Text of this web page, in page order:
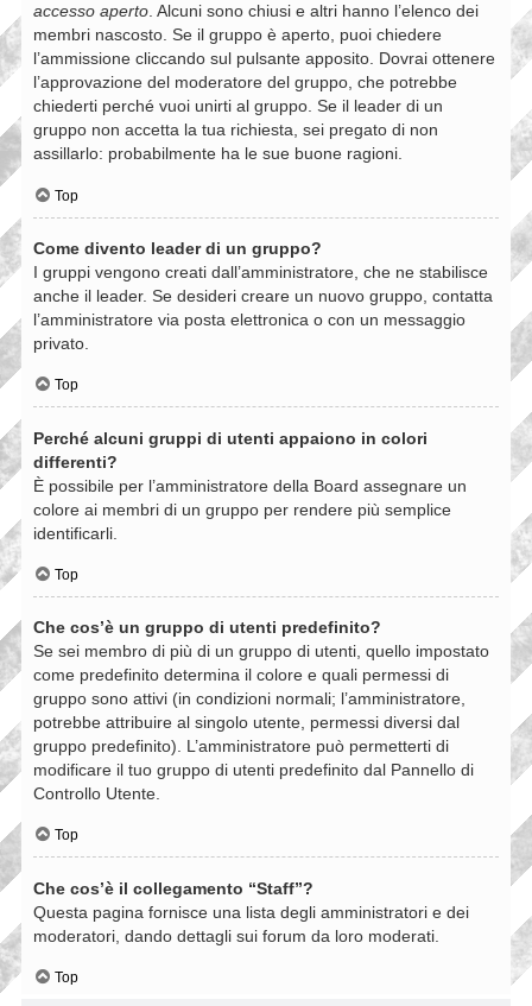
accesso aperto. Alcuni sono chiusi e altri hanno l’elenco dei
membri nascosto. Se il gruppo è aperto, puoi chiedere
l’ammissione cliccando sul pulsante apposito. Dovrai ottenere
l’approvazione del moderatore del gruppo, che potrebbe
chiederti perché vuoi unirti al gruppo. Se il leader di un
gruppo non accetta la tua richiesta, sei pregato di non
assillarlo: probabilmente ha le sue buone ragioni.
Top
Come divento leader di un gruppo?
I gruppi vengono creati dall’amministratore, che ne stabilisce
anche il leader. Se desideri creare un nuovo gruppo, contatta
l’amministratore via posta elettronica o con un messaggio
privato.
Top
Perché alcuni gruppi di utenti appaiono in colori
differenti?
È possibile per l’amministratore della Board assegnare un
colore ai membri di un gruppo per rendere più semplice
identificarli.
Top
Che cos’è un gruppo di utenti predefinito?
Se sei membro di più di un gruppo di utenti, quello impostato
come predefinito determina il colore e quali permessi di
gruppo sono attivi (in condizioni normali; l’amministratore,
potrebbe attribuire al singolo utente, permessi diversi dal
gruppo predefinito). L’amministratore può permetterti di
modificare il tuo gruppo di utenti predefinito dal Pannello di
Controllo Utente.
Top
Che cos’è il collegamento “Staff”?
Questa pagina fornisce una lista degli amministratori e dei
moderatori, dando dettagli sui forum da loro moderati.
Top